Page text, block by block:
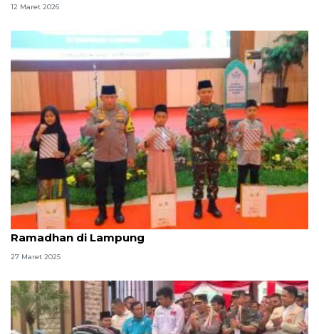
12 Maret 2026
Kapolri-Panglima TNI perkuat sinergi hadiri Safari
Ramadhan di Lampung
27 Maret 2025